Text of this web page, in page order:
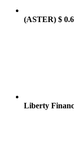
(ASTER) $
Liberty